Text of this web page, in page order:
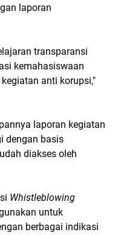
laporan
transparansi
kemahasiswaan
anti korupsi,"
laporan kegiatan
dengan basis
diakses oleh
Whistleblowing
untuk
berbagai indikasi